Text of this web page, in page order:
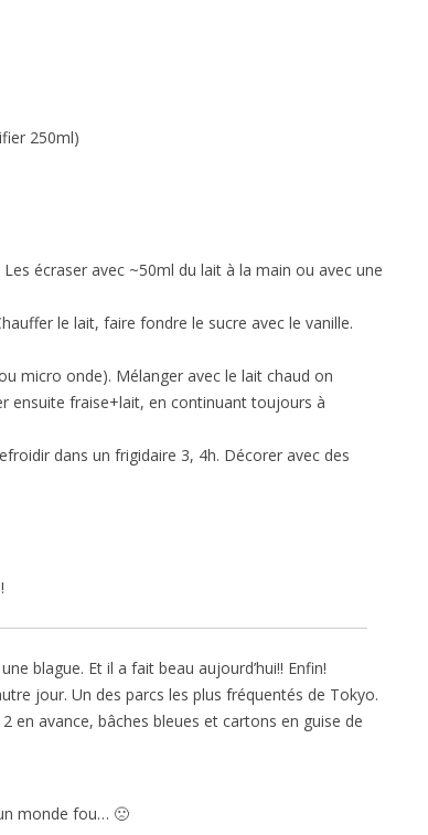
250ml)
écraser avec ~50ml du lait à la main ou avec une
le lait, faire fondre le sucre avec le vanille.
micro onde). Mélanger avec le lait chaud on
ensuite fraise+lait, en continuant toujours à
dans un frigidaire 3, 4h. Décorer avec des
blague. Et il a fait beau aujourd’hui!! Enfin!
jour. Un des parcs les plus fréquentés de Tokyo.
en avance, bâches bleues et cartons en guise de
monde fou… 🙁